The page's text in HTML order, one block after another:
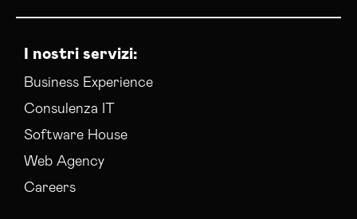
I nostri servizi:
Business Experience
Consulenza IT
Software House
Web Agency
Careers